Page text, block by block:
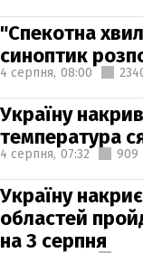
"Спекотна
синоптик
4 серпня, 08:00
Україну
температура
4 серпня, 07:32 909
Україну
областей
на 3 серпня